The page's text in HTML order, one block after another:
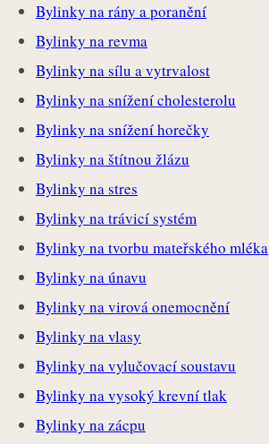
Bylinky na rány a poranění
Bylinky na revma
Bylinky na sílu a vytrvalost
Bylinky na snížení cholesterolu
Bylinky na snížení horečky
Bylinky na štítnou žlázu
Bylinky na stres
Bylinky na trávicí systém
Bylinky na tvorbu mateřského mléka
Bylinky na únavu
Bylinky na virová onemocnění
Bylinky na vlasy
Bylinky na vylučovací soustavu
Bylinky na vysoký krevní tlak
Bylinky na zácpu